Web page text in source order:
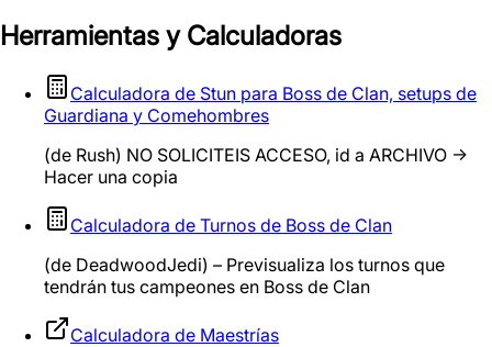
Herramientas y Calculadoras
Calculadora de Stun para Boss de Clan, setups de
Guardiana y Comehombres
(de Rush) NO SOLICITEIS ACCESO, id a ARCHIVO ->
Hacer una copia
Calculadora de Turnos de Boss de Clan
(de DeadwoodJedi) – Previsualiza los turnos que
tendrán tus campeones en Boss de Clan
Calculadora de Maestrías